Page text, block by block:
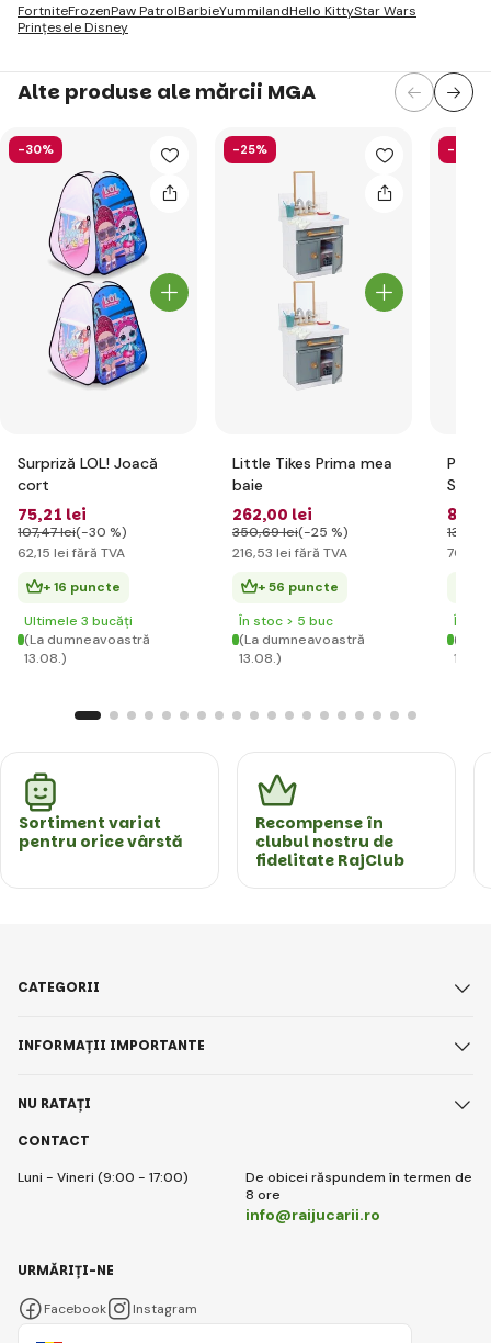
FortniteFrozenPaw PatrolBarbieYummilandHello KittyStar Wars
Prințesele Disney
Alte produse ale mărcii MGA
-30%
Surpriză LOL! Joacă
cort
75,21 lei
107,47 lei(-30 %)
62,15 lei fără TVA
+ 16 puncte
Ultimele 3 bucăți
(La dumneavoastră
13.08.)
-25%
Little Tikes Prima mea
baie
262,00 lei
350,69 lei(-25 %)
216,53 lei fără TVA
+ 56 puncte
În stoc > 5 buc
(La dumneavoastră
13.08.)
-36%
Pe!
-
84
133
70
În
(La
Sortiment variat
pentru orice vârstă
Recompense în
clubul nostru de
fidelitate RajClub
CONTACT
Luni - Vineri (9:00 - 17:00)
De obicei răspundem în termen de
8 ore
info@raijucarii.ro
CATEGORII
INFORMAȚII IMPORTANTE
NU RATAȚI
URMĂRIȚI-NE
Facebook Instagram